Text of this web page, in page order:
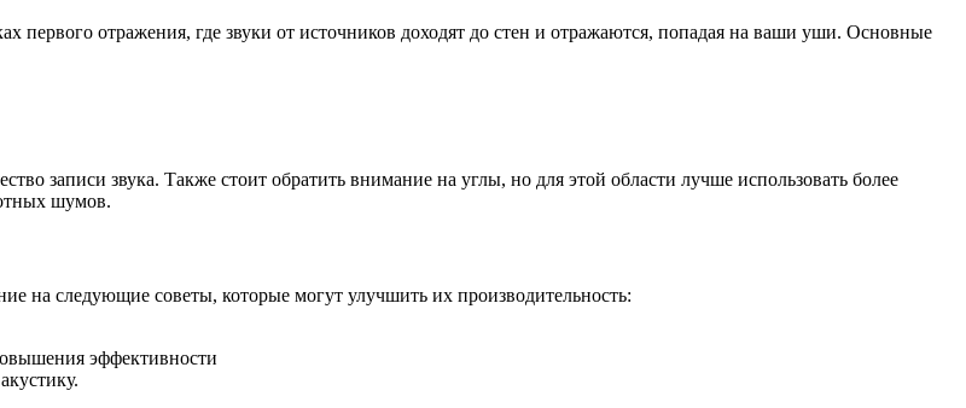
первого отражения, где звуки от источников доходят до стен и отражаются, попадая на ваши уши. Основные
записи звука. Также стоит обратить внимание на углы, но для этой области лучше использовать более
шумов.
на следующие советы, которые могут улучшить их производительность:
эффективности